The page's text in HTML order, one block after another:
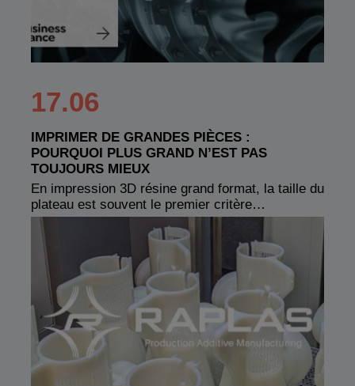
17.06
IMPRIMER DE GRANDES PIÈCES :
POURQUOI PLUS GRAND N’EST PAS
TOUJOURS MIEUX
En impression 3D résine grand format, la taille du
plateau est souvent le premier critère…